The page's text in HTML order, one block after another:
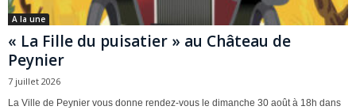
A la une
« La Fille du puisatier » au Château de
Peynier
7 juillet 2026
La Ville de Peynier vous donne rendez-vous le dimanche 30 août à 18h dans